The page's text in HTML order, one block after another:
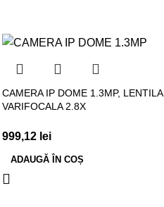
CAMERA IP DOME 1.3MP, LENTILA
VARIFOCALA 2.8X
999,12 lei
ADAUGĂ ÎN COȘ